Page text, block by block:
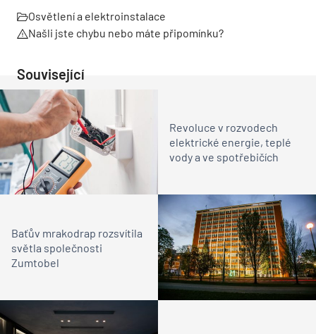
Osvětlení a elektroinstalace
Našli jste chybu nebo máte připomínku?
Související
Revoluce v rozvodech
elektrické energie, teplé
vody a ve spotřebičích
Baťův mrakodrap rozsvítila
světla společnosti
Zumtobel